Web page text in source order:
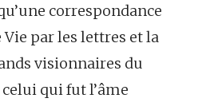
correspondance
par les lettres et la
visionnaires du
qui fut l’âme